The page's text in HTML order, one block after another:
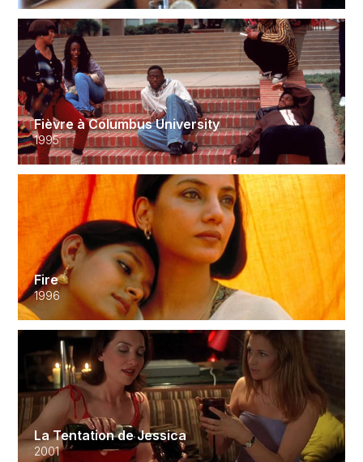
Fièvre à Columbus University
1995
Fire
1996
La Tentation de Jessica
2001